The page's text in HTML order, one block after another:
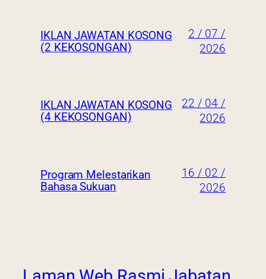
IKLAN JAWATAN KOSONG
(2 KEKOSONGAN)
2 / 07 /
2026
IKLAN JAWATAN KOSONG
(4 KEKOSONGAN)
22 / 04 /
2026
Program Melestarikan
Bahasa Sukuan
16 / 02 /
2026